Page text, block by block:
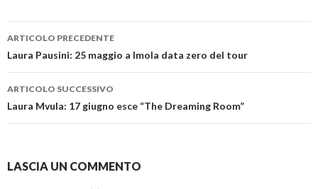
Navigazione
articolo
ARTICOLO PRECEDENTE
Laura Pausini: 25 maggio a Imola data zero del tour
ARTICOLO SUCCESSIVO
Laura Mvula: 17 giugno esce “The Dreaming Room”
LASCIA UN COMMENTO